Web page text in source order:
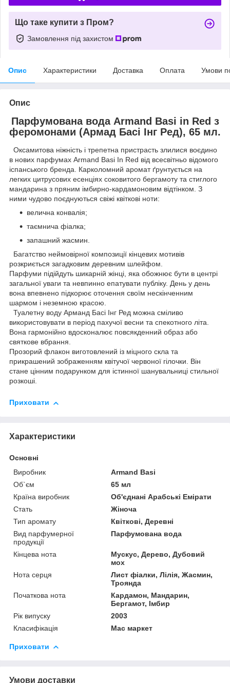
Що таке купити з Пром?
Замовлення під захистом
Опис Характеристики Доставка Оплата Умови
Опис
Парфумована вода Armand Basi in Red з
феромонами (Армад Басі Інг Ред), 65 мл.
Оксамитова ніжність і трепетна пристрасть злилися воєдино
в нових парфумах Armand Basi In Red від всесвітньо відомого
іспанського бренда. Карколомний аромат ґрунтується на
легких цитрусових есенціях соковитого бергамоту та стиглого
мандарина з пряним імбирно-кардамоновим відтінком. З
ними чудово поєднуються свіжі квіткові ноти:
велична конвалія;
таємнича фіалка;
запашний жасмин.
Багатство неймовірної композиції кінцевих мотивів
розкриється загадковим деревним шлейфом.
Парфуми підійдуть шикарній жінці, яка обожнює бути в центрі
загальної уваги та невпинно епатувати публіку. День у день
вона впевнено підкорює оточення своїм нескінченним
шармом і неземною красою.
Туалетну воду Арманд Басі Інг Ред можна сміливо
використовувати в період пахучої весни та спекотного літа.
Вона гармонійно вдосконалює повсякденний образ або
святкове вбрання.
Прозорий флакон виготовлений із міцного скла та
прикрашений зображенням квітучої червоної гілочки. Він
стане цінним подарунком для істинної шанувальниці стильної
розкоші.
Приховати
Характеристики
Основні
Виробник
Armand Basi
Об`єм
65 мл
Країна виробник
Об'єднані Арабські Емірати
Стать
Жіноча
Тип аромату
Квіткові, Деревні
Вид парфумерної
продукції
Парфумована вода
Кінцева нота
Мускус, Дерево, Дубовий
мох
Нота серця
Лист фіалки, Лілія, Жасмин,
Троянда
Початкова нота
Кардамон, Мандарин,
Бергамот, Імбир
Рік випуску
2003
Класифікація
Мас маркет
Приховати
Умови доставки